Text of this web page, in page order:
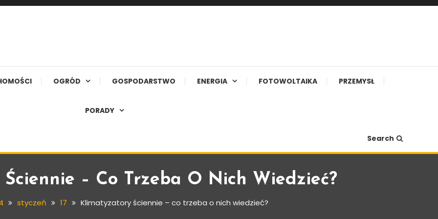
OGRÓD GOSPODARSTWO ENERGIA FOTOWOLTAIKA PRZEMYSŁ
PORADY
Search
– Co Trzeba O Nich Wiedzieć?
styczeń 17 Klimatyzatory ściennie – co trzeba o nich wiedzieć?